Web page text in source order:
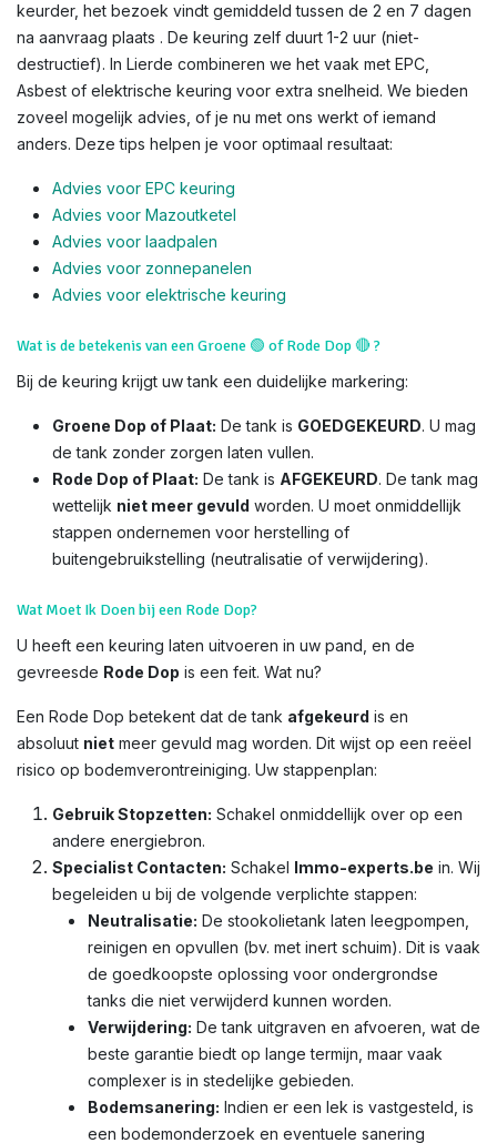
keurder, het bezoek vindt gemiddeld tussen de 2 en 7 dagen
na aanvraag plaats . De keuring zelf duurt 1-2 uur (niet-
destructief). In Lierde combineren we het vaak met EPC,
Asbest of elektrische keuring voor extra snelheid. We bieden
zoveel mogelijk advies, of je nu met ons werkt of iemand
anders. Deze tips helpen je voor optimaal resultaat:
Advies voor EPC keuring
Advies voor Mazoutketel
Advies voor laadpalen
Advies voor zonnepanelen
Advies voor elektrische keuring
Wat is de betekenis van een Groene 🟢 of Rode Dop🔴?
Bij de keuring krijgt uw tank een duidelijke markering:
Groene Dop of Plaat: De tank is GOEDGEKEURD. U mag
de tank zonder zorgen laten vullen.
Rode Dop of Plaat: De tank is AFGEKEURD. De tank mag
wettelijk niet meer gevuld worden. U moet onmiddellijk
stappen ondernemen voor herstelling of
buitengebruikstelling (neutralisatie of verwijdering).
Wat Moet Ik Doen bij een Rode Dop?
U heeft een keuring laten uitvoeren in uw pand, en de
gevreesde Rode Dop is een feit. Wat nu?
Een Rode Dop betekent dat de tank afgekeurd is en
absoluut niet meer gevuld mag worden. Dit wijst op een reëel
risico op bodemverontreiniging. Uw stappenplan:
Gebruik Stopzetten: Schakel onmiddellijk over op een
andere energiebron.
Specialist Contacten: Schakel Immo-experts.be in. Wij
begeleiden u bij de volgende verplichte stappen:
Neutralisatie: De stookolietank laten leegpompen,
reinigen en opvullen (bv. met inert schuim). Dit is vaak
de goedkoopste oplossing voor ondergrondse
tanks die niet verwijderd kunnen worden.
Verwijdering: De tank uitgraven en afvoeren, wat de
beste garantie biedt op lange termijn, maar vaak
complexer is in stedelijke gebieden.
Bodemsanering: Indien er een lek is vastgesteld, is
een bodemonderzoek en eventuele sanering